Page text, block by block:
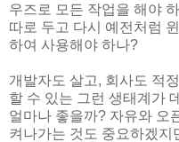
우즈로 모든 작업을 해야
따로 두고 다시 예전처럼
하여 사용해야 하나?
개발자도 살고, 회사도 적
할 수 있는 그런 생태계가
얼마나 좋을까? 자유와 오
켜나가는 것도 중요하겠지